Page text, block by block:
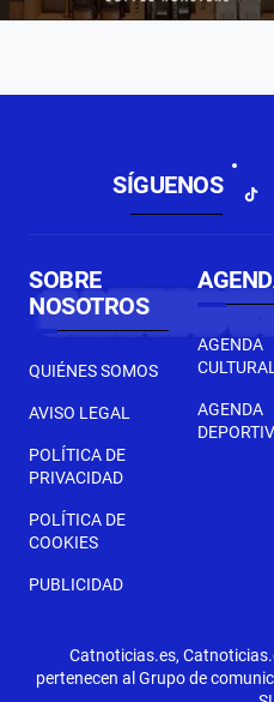
SÍGUENOS
SOBRE
NOSOTROS
QUIÉNES SOMOS
AVISO LEGAL
POLÍTICA DE
PRIVACIDAD
POLÍTICA DE
COOKIES
PUBLICIDAD
AGENDA
AGENDA
Catnoticias.es,
pertenecen al Grupo de